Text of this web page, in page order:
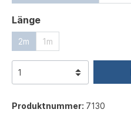
Längeauswählen
2m 1m
Produktnummer: 7130